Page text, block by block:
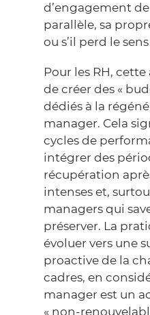
d’engagement
parallèle, sa
ou s’il perd le
Pour les RH,
de créer des «
dédiés à la
manager. Cela
cycles de
intégrer des
récupération
intenses et,
managers qui
préserver. La
évoluer vers une
proactive de la
cadres, en
manager est un
« non-